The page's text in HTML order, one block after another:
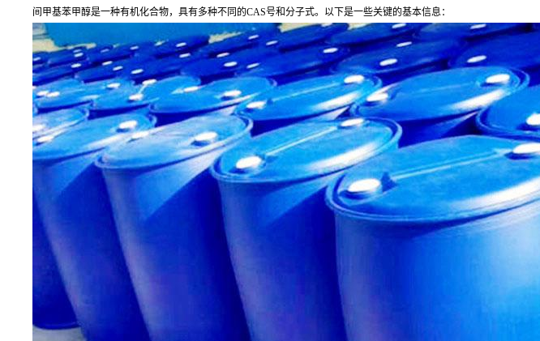
间甲基苯甲醇是一种有机化合物，具有多种不同的CAS号和分子式。以下是一些关键的基本信息：